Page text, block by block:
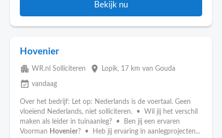
Bekijk nu
Hovenier
apartment WR.nl Solliciteren place Lopik, 17 km van Gouda
event_available vandaag
Over het bedrijf: Let op: Nederlands is de voertaal. Geen
vloeiend Nederlands, niet solliciteren. • Wil jij het verschil
maken als leider in tuinaanleg? • Ben jij een ervaren
Voorman Hovenier? • Heb jij ervaring in aanlegprojecten...